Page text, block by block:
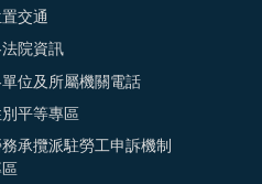
交通
院資訊
位及所屬機關電話
平等專區
承攬派駐勞工申訴機制